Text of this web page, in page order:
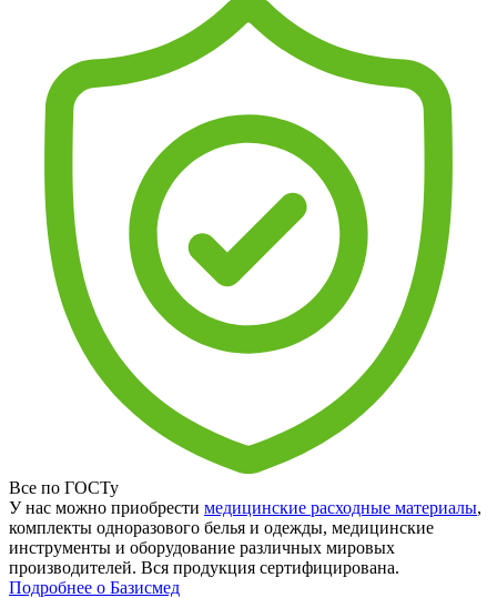
Все по ГОСТу
У нас можно приобрести медицинские расходные материалы,
комплекты одноразового белья и одежды, медицинские
инструменты и оборудование различных мировых
производителей. Вся продукция сертифицирована.
Подробнее о Базисмед